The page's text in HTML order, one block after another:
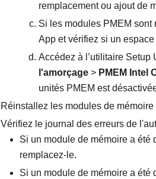
remplacement ou ajout de
Si les modules PMEM sont
App et vérifiez si un
Accédez à l’utilitaire Setup
l'amorçage > PMEM Intel
unités PMEM est
Réinstallez les modules de
Vérifiez le journal des erreurs de
Si un module de mémoire a été
remplacez-le.
Si un module de mémoire a été